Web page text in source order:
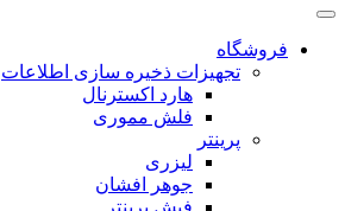
فروشگاه
تجهیزات ذخیره سازی اطلاعات
هارد اکسترنال
فلش مموری
پرینتر
لیزری
جوهر افشان
فیش پرینتر